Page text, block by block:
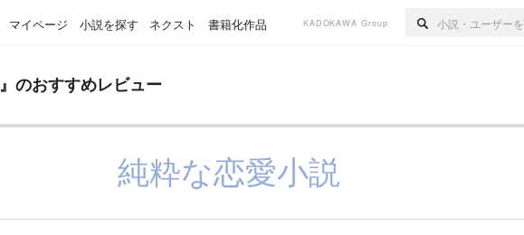
マイページ 小説を探す ネクスト 書籍化作品 KADOKAWA Group
』のおすすめレビュー
純粋な恋愛小説